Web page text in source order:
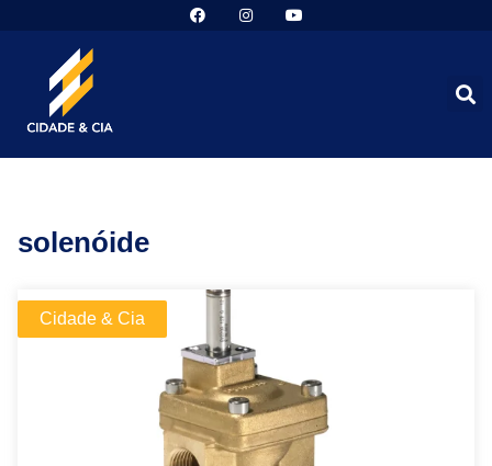
solenóide
Cidade & Cia